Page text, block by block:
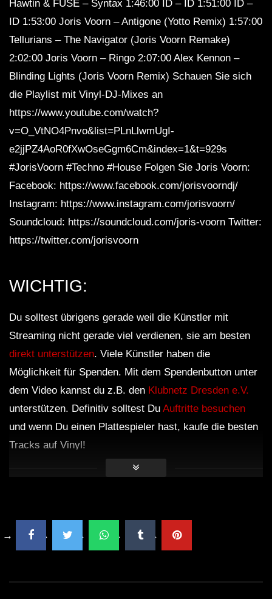
Hawtin & FUSE – Syntax 1:46:00 ID – ID 1:51:00 ID –
ID 1:53:00 Joris Voorn – Antigone (Yotto Remix) 1:57:00
Tellurians – The Navigator (Joris Voorn Remake)
2:02:00 Joris Voorn – Ringo 2:07:00 Alex Kennon –
Blinding Lights (Joris Voorn Remix) Schauen Sie sich
die Playlist mit Vinyl-DJ-Mixes an
https://www.youtube.com/watch?
v=O_VtNO4Pnvo&list=PLnLlwmUgI-
e2jjPZ4AoR0fXwOseGgm6Cm&index=1&t=929s
#JorisVoorn #Techno #House Folgen Sie Joris Voorn:
Facebook: https://www.facebook.com/jorisvoorndj/
Instagram: https://www.instagram.com/jorisvoorn/
Soundcloud: https://soundcloud.com/joris-voorn Twitter:
https://twitter.com/jorisvoorn
WICHTIG:
Du solltest übrigens gerade weil die Künstler mit
Streaming nicht gerade viel verdienen, sie am besten
direkt unterstützen. Viele Künstler haben die
Möglichkeit für Spenden. Mit dem Spendenbutton unter
dem Video kannst du z.B. den Klubnetz Dresden e.V.
unterstützen. Definitiv solltest Du Auftritte besuchen
und wenn Du einen Plattespieler hast, kaufe die besten
Tracks auf Vinyl!